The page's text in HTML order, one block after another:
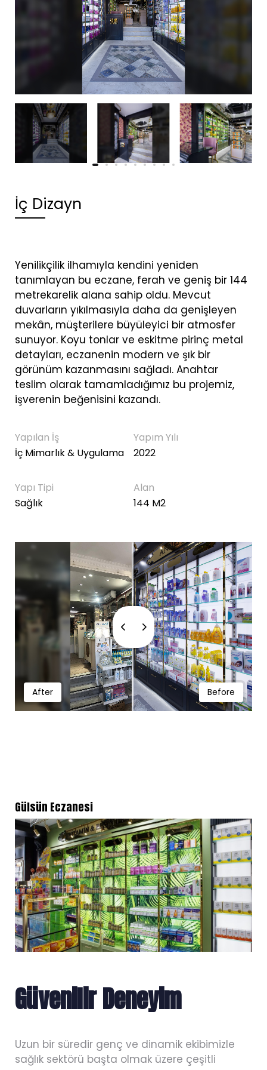
İç Dizayn
Yenilikçilik ilhamıyla kendini yeniden
tanımlayan bu eczane, ferah ve geniş bir 144
metrekarelik alana sahip oldu. Mevcut
duvarların yıkılmasıyla daha da genişleyen
mekân, müşterilere büyüleyici bir atmosfer
sunuyor. Koyu tonlar ve eskitme pirinç metal
detayları, eczanenin modern ve şık bir
görünüm kazanmasını sağladı. Anahtar
teslim olarak tamamladığımız bu projemiz,
işverenin beğenisini kazandı.
Yapılan İş
İç Mimarlık & Uygulama
Yapım Yılı
2022
Yapı Tipi
Sağlık
Alan
144 M2
Before
After
Gülsün Eczanesi
Güvenilir Deneyim
Uzun bir süredir genç ve dinamik ekibimizle
sağlık sektörü başta olmak üzere çeşitli